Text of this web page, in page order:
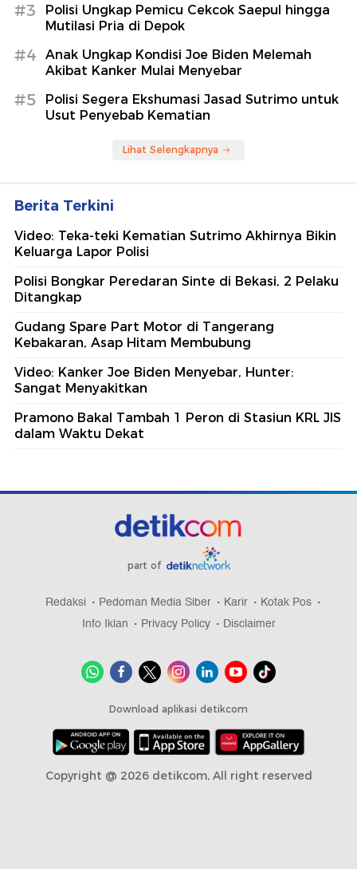
#3
Polisi Ungkap Pemicu Cekcok Saepul hingga
Mutilasi Pria di Depok
#4
Anak Ungkap Kondisi Joe Biden Melemah
Akibat Kanker Mulai Menyebar
#5
Polisi Segera Ekshumasi Jasad Sutrimo untuk
Usut Penyebab Kematian
Lihat Selengkapnya
Berita Terkini
Video: Teka-teki Kematian Sutrimo Akhirnya Bikin
Keluarga Lapor Polisi
Polisi Bongkar Peredaran Sinte di Bekasi, 2 Pelaku
Ditangkap
Gudang Spare Part Motor di Tangerang
Kebakaran, Asap Hitam Membubung
Video: Kanker Joe Biden Menyebar, Hunter:
Sangat Menyakitkan
Pramono Bakal Tambah 1 Peron di Stasiun KRL JIS
dalam Waktu Dekat
part of
Redaksi Pedoman Media Siber Karir
Kotak Pos
Info Iklan
Privacy Policy Disclaimer
Download aplikasi detikcom
Copyright @ 2026 detikcom, All right reserved